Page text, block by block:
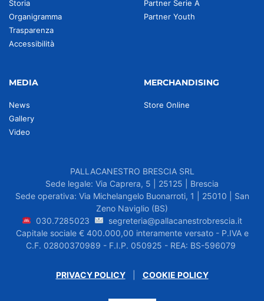
Storia
Organigramma
Trasparenza
Accessibilità
Partner Serie A
Partner Youth
MEDIA
News
Gallery
Video
MERCHANDISING
Store Online
PALLACANESTRO BRESCIA SRL
Sede legale: Via Caprera, 5 | 25125 | Brescia
Sede operativa: Via Michelangelo Buonarroti, 1 | 25010 | San
Zeno Naviglio (BS)
030.7285023
segreteria@pallacanestrobrescia.it
Capitale sociale € 400.000,00 interamente versato - P.IVA e
C.F. 02800370989 - F.I.P. 050925 - REA: BS-596079
PRIVACY POLICY| COOKIE POLICY